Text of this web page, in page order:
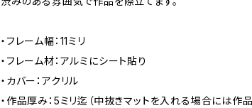
・フレーム幅：11ミリ
・フレーム材：アルミにシート貼り
・カバー：アクリル
・作品厚み：5ミリ迄（中抜きマットを入れる場合には作